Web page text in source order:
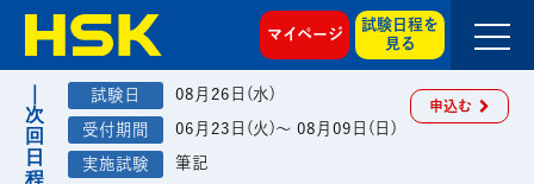
マイページ
試験日程を
見る
08月26日(水)
06月23日(火)～ 08月09日(日)
筆記
申込む